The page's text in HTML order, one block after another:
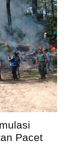
Pacet